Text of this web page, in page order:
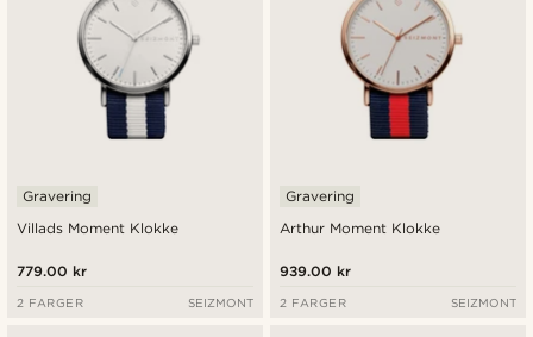
Villads Moment Klokke
Gravering
779.00 kr
2 FARGER SEIZMONT
Arthur Moment Klokke
Gravering
939.00 kr
2 FARGER SEIZMONT